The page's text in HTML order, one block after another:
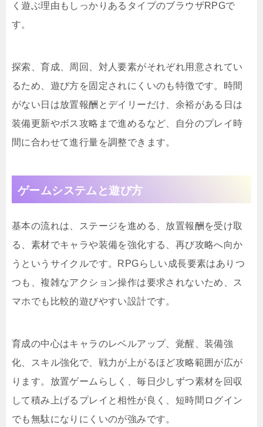
く遊ぶ理由もしっかりあるタイプのブラウザRPGで
す。
探索、育成、周回、対人要素がそれぞれ用意されてい
るため、遊び方を固定されにくいのも特徴です。時間
がない日は放置報酬とデイリーだけ、余裕がある日は
装備更新やボス攻略まで進めるなど、自分のプレイ時
間に合わせて進行量を調整できます。
ゲームシステムと遊び方
基本の流れは、ステージを進める、放置報酬を受け取
る、素材でキャラや装備を強化する、再び攻略へ向か
うというサイクルです。RPGらしい成長要素はありつ
つも、複雑なアクション操作は要求されないため、ス
マホでも比較的遊びやすい設計です。
育成の中心はキャラのレベルアップ、覚醒、装備強
化、スキル強化で、戦力が上がるほど攻略範囲が広が
ります。放置ゲームらしく、毎日少しずつ素材を回収
して積み上げるプレイと相性が良く、短時間ログイン
でも無駄になりにくいのが強みです。